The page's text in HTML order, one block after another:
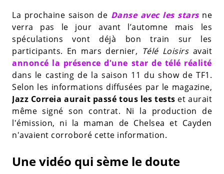
La prochaine saison de Danse avec les starsne
verra pas le jour avant l’automne mais les
spéculations vont déjà bon train sur les
participants. En mars dernier, Télé Loisirsavait
annoncé la présence d'une star de télé réalité
dans le casting de la saison 11 du show de TF1.
Selon les informations diffusées par le magazine,
Jazz Correia aurait passé tous les tests et aurait
même signé son contrat. Ni la production de
l'émission, ni la maman de Chelsea et Cayden
n'avaient corroboré cette information.
Une vidéo qui sème le doute